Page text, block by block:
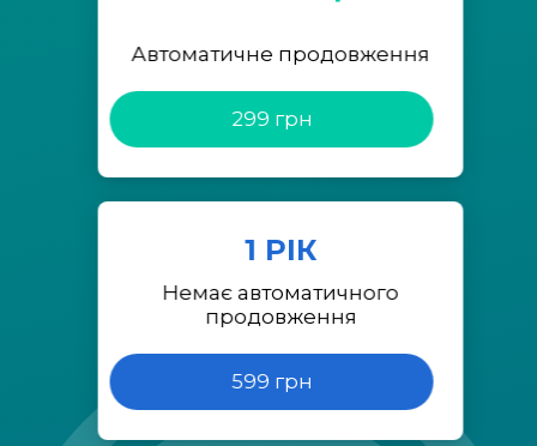
Автоматичне продовження
299 грн
1 РІК
Немає автоматичного
продовження
599 грн